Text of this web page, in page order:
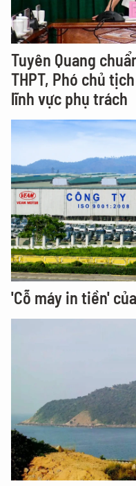
Tuyên Quang
THPT, Phó chủ
lĩnh vực phụ trách
'Cỗ máy in tiền'